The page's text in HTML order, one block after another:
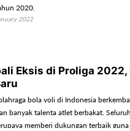
2020.
2022
Eksis di Proliga
bola voli di Indonesia
banyak talenta atlet berbakat.
memberi dukungan terbaik